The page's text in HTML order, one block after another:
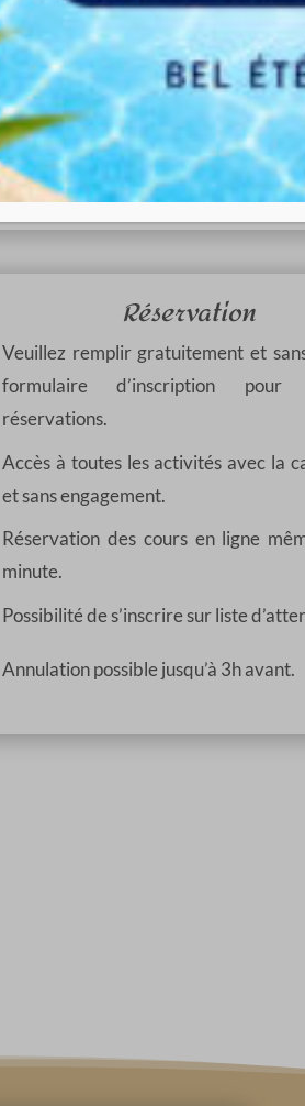
Ouvert à tous les niveaux : adultes
de 6 mois.
Stage de natation lors des
zone b, zone c, sauf période de noël.
Certificat médical.
Réservation
Veuillez remplir gratuitement et
formulaire d’inscription
réservations.
Accès à toutes les activités avec la
et sans engagement.
Réservation des cours en ligne
minute.
Possibilité de s’inscrire sur liste
Annulation possible jusqu’à 3h avant.